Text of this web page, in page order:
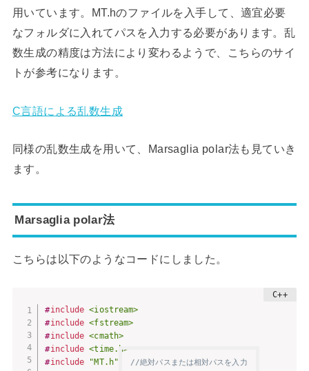
用いています。MT.hのファイルを入手して、適宜必要
なフォルダに入れてパスを入力する必要があります。乱
数生成の精度は方法により変わるようで、こちらのサイ
トが参考になります。
C言語による乱数生成
同様の乱数生成を用いて、Marsaglia polar法も見ていき
ます。
Marsaglia polar法
こちらは以下のようなコードにしました。
#include <iostream>
#include <fstream>
#include <cmath>
#include <time.h>
#include "MT.h" //絶対パスまたは相対パスを入力